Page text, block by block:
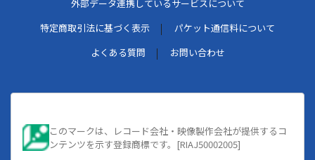
外部データ連携しているサービスについて
特定商取引法に基づく表示
パケット通信料について
よくある質問
お問い合わせ
このマークは、レコード会社・映像製作会社が提供するコ
ンテンツを示す登録商標です。[RIAJ50002005]